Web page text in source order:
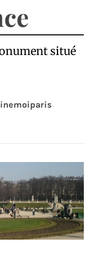
situé